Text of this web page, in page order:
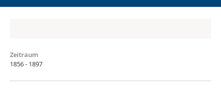
Zeitraum
1856 - 1897